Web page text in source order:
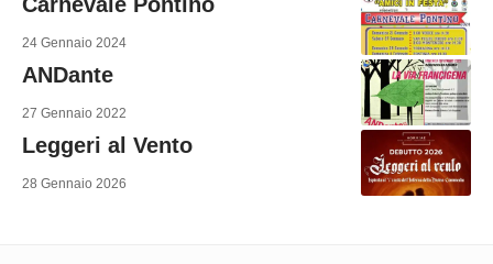
24 Gennaio 2024
ANDante
27 Gennaio 2022
Leggeri al Vento
28 Gennaio 2026